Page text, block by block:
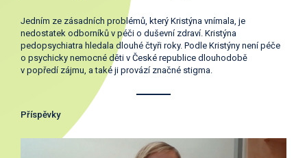
Jedním ze zásadních problémů, který Kristýna vnímala, je
nedostatek odborníků v péči o duševní zdraví. Kristýna
pedopsychiatra hledala dlouhé čtyři roky. Podle Kristýny není péče
o psychicky nemocné děti v České republice dlouhodobě
v popředí zájmu, a také ji provází značné stigma.
Příspěvky